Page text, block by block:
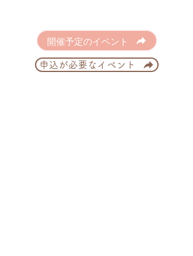
開催予定のイベント
申込が必要なイベント